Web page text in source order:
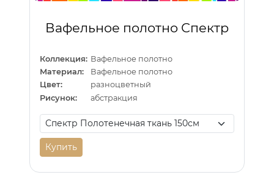
Вафельное полотно Спектр
Коллекция: Вафельное полотно
Материал:
Вафельное полотно
Цвет:
разноцветный
Рисунок:
абстракция
Купить